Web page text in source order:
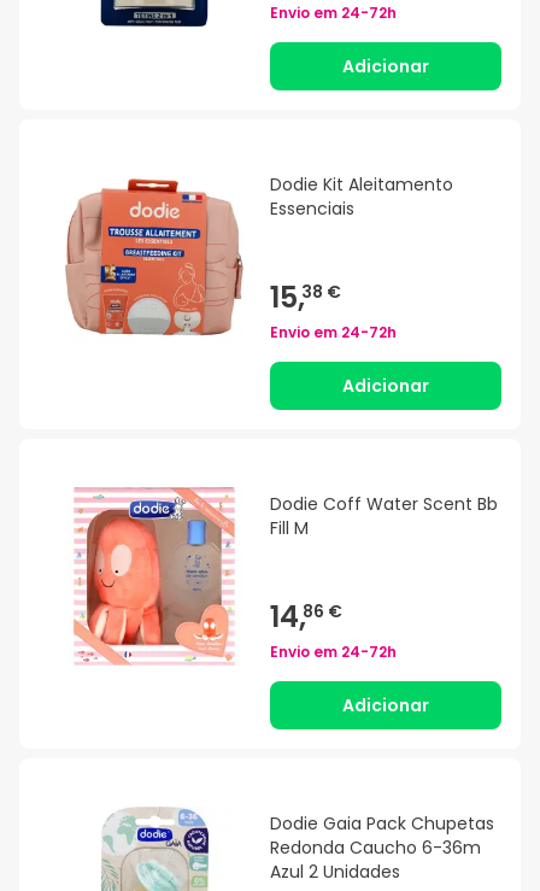
Envio em 24-72h
Adicionar
Dodie Kit Aleitamento
Essenciais
15,38 €
Envio em 24-72h
Adicionar
Dodie Coff Water Scent Bb
Fill M
14,86 €
Envio em 24-72h
Adicionar
Dodie Gaia Pack Chupetas
Redonda Caucho 6-36m
Azul 2 Unidades